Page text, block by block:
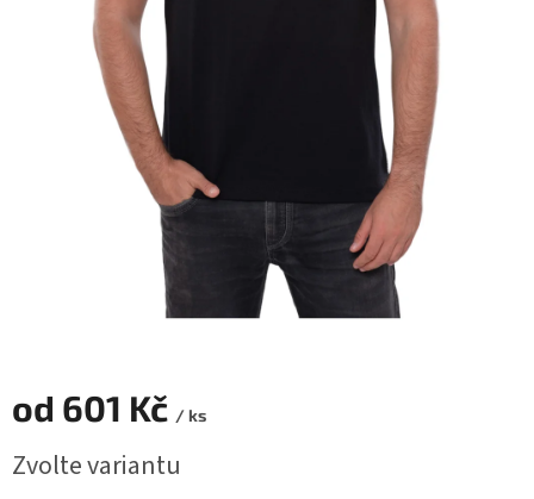
od 601 Kč / ks
cena:
Zvolte variantu